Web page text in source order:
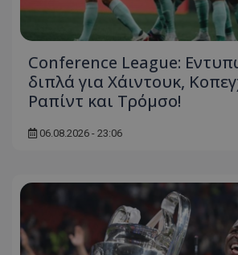
Conference League:
διπλά για Χάιντουκ,
Ραπίντ και Τρόμσο!
06.08.2026 - 23:06